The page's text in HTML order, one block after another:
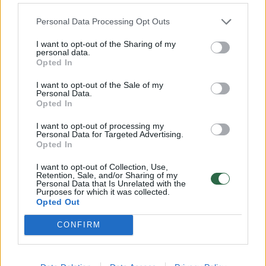
Personal Data Processing Opt Outs
I want to opt-out of the Sharing of my
personal data.
Opted In
I want to opt-out of the Sale of my
Personal Data.
Opted In
I want to opt-out of processing my
Personal Data for Targeted Advertising.
Opted In
I want to opt-out of Collection, Use,
Retention, Sale, and/or Sharing of my
Personal Data that Is Unrelated with the
Purposes for which it was collected.
Opted Out
CONFIRM
Kurioziškos istorijos – iš pirmų lūpų: kaip
įkaušęs kritikas slėpėsi nuo aktoriaus